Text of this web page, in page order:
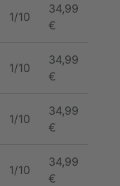
1/10
34,99
€
1/10
34,99
€
1/10
34,99
€
1/10
34,99
€